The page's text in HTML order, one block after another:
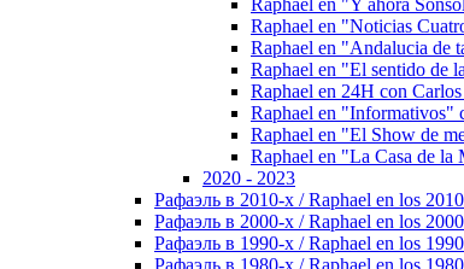
Raphael en "Y ahora
Raphael en "Nоticias
Raphael en "Andalucia de
Raphael en "El sentido de
Raphael en 24H con
Raphael en "Informativos"
Raphael en "El Show de
Raphael en "La Casa de la
2020 - 2023
Рафаэль в 2010-х / Raphael en los
Рафаэль в 2000-х / Raphael en los
Рафаэль в 1990-х / Raphael en los
Рафаэль в 1980-х / Raphael en los